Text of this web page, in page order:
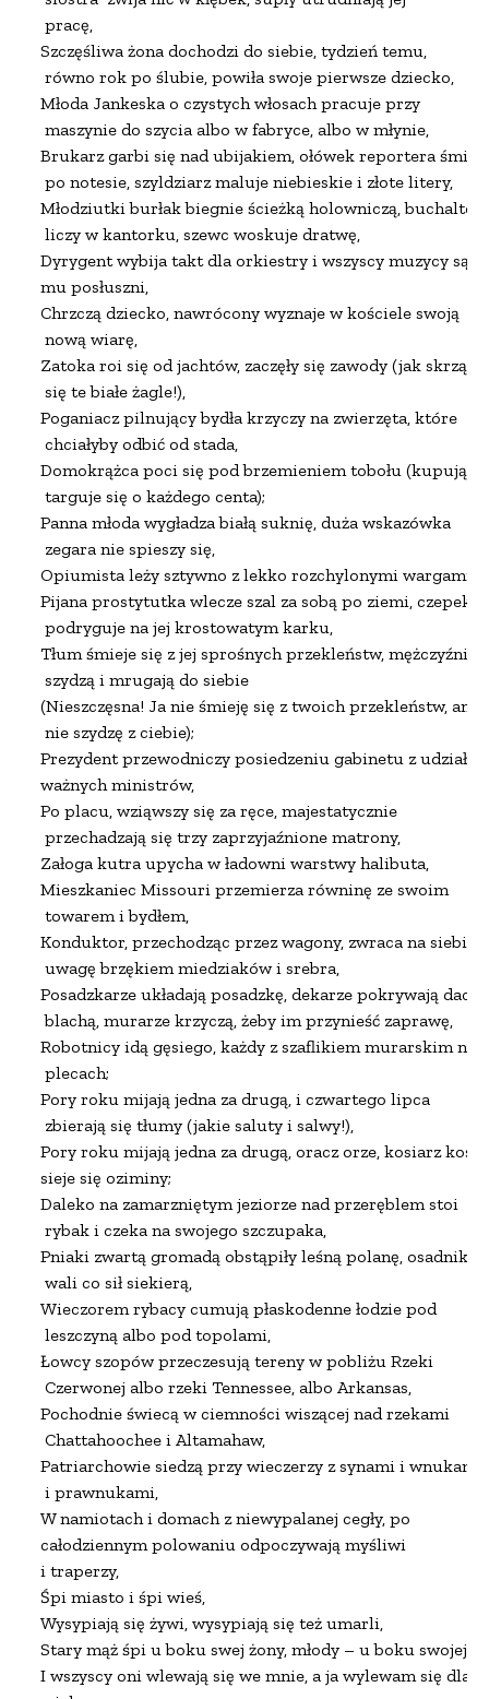
pracę,
Szczęśliwa żona dochodzi do siebie, tydzień temu,
równo rok po ślubie, powiła swoje pierwsze dziecko,
Młoda Jankeska o czystych włosach pracuje przy
maszynie do szycia albo w fabryce, albo w młynie,
Brukarz garbi się nad ubijakiem, ołówek reportera śmiga
po notesie, szyldziarz maluje niebieskie i złote litery,
Młodziutki burłak biegnie ścieżką holowniczą, buchalter
liczy w kantorku, szewc woskuje dratwę,
Dyrygent wybija takt dla orkiestry i wszyscy muzycy są
mu posłuszni,
Chrzczą dziecko, nawrócony wyznaje w kościele swoją
nową wiarę,
Zatoka roi się od jachtów, zaczęły się zawody (jak skrzą
się te białe żagle!),
Poganiacz pilnujący bydła krzyczy na zwierzęta, które
chciałyby odbić od stada,
Domokrążca poci się pod brzemieniem tobołu (kupujący
targuje się o każdego centa);
Panna młoda wygładza białą suknię, duża wskazówka
zegara nie spieszy się,
Opiumista leży sztywno z lekko rozchylonymi wargami,
Pijana prostytutka wlecze szal za sobą po ziemi, czepek
podryguje na jej krostowatym karku,
Tłum śmieje się z jej sprośnych przekleństw, mężczyźni
szydzą i mrugają do siebie
(Nieszczęsna! Ja nie śmieję się z twoich przekleństw, ani
nie szydzę z ciebie);
Prezydent przewodniczy posiedzeniu gabinetu z
ważnych ministrów,
Po placu, wziąwszy się za ręce, majestatycznie
przechadzają się trzy zaprzyjaźnione matrony,
Załoga kutra upycha w ładowni warstwy halibuta,
Mieszkaniec Missouri przemierza równinę ze swoim
towarem i bydłem,
Konduktor, przechodząc przez wagony, zwraca na siebie
uwagę brzękiem miedziaków i srebra,
Posadzkarze układają posadzkę, dekarze pokrywają dach
blachą, murarze krzyczą, żeby im przynieść zaprawę,
Robotnicy idą gęsiego, każdy z szaflikiem murarskim na
plecach;
Pory roku mijają jedna za drugą, i czwartego lipca
zbierają się tłumy (jakie saluty i salwy!),
Pory roku mijają jedna za drugą, oracz orze, kosiarz kosi,
sieje się oziminy;
Daleko na zamarzniętym jeziorze nad przeręblem stoi
rybak i czeka na swojego szczupaka,
Pniaki zwartą gromadą obstąpiły leśną polanę, osadnik
wali co sił siekierą,
Wieczorem rybacy cumują płaskodenne łodzie pod
leszczyną albo pod topolami,
Łowcy szopów przeczesują tereny w pobliżu Rzeki
Czerwonej albo rzeki Tennessee, albo Arkansas,
Pochodnie świecą w ciemności wiszącej nad rzekami
Chattahoochee i Altamahaw,
Patriarchowie siedzą przy wieczerzy z synami i wnukami,
i prawnukami,
W namiotach i domach z niewypalanej cegły, po
całodziennym polowaniu odpoczywają myśliwi
i traperzy,
Śpi miasto i śpi wieś,
Wysypiają się żywi, wysypiają się też umarli,
Stary mąż śpi u boku swej żony, młody – u boku swojej;
I wszyscy oni wlewają się we mnie, a ja wylewam się dla